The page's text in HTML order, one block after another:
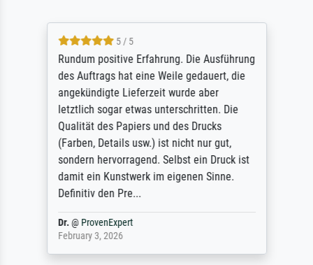
5 / 5
Rundum positive Erfahrung. Die Ausführung
des Auftrags hat eine Weile gedauert, die
angekündigte Lieferzeit wurde aber
letztlich sogar etwas unterschritten. Die
Qualität des Papiers und des Drucks
(Farben, Details usw.) ist nicht nur gut,
sondern hervorragend. Selbst ein Druck ist
damit ein Kunstwerk im eigenen Sinne.
Definitiv den Pre...
Dr.@ ProvenExpert
February 3, 2026